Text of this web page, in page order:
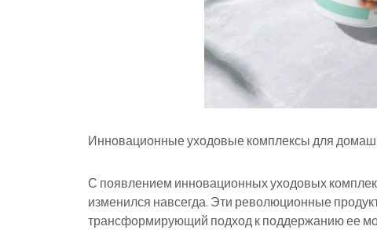
Инновационные уходовые комплексы для
С появлением инновационных уходовых
изменился навсегда. Эти революционные
трансформирующий подход к поддержанию ее